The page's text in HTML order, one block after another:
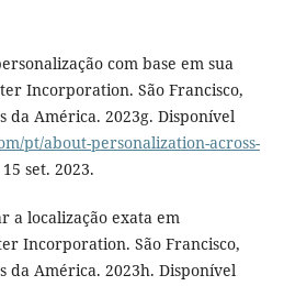
com base em sua
Incorporation. São Francisco,
da América. 2023g. Disponível
pt/about-personalization-across-
set. 2023.
a localização exata em
Incorporation. São Francisco,
da América. 2023h. Disponível